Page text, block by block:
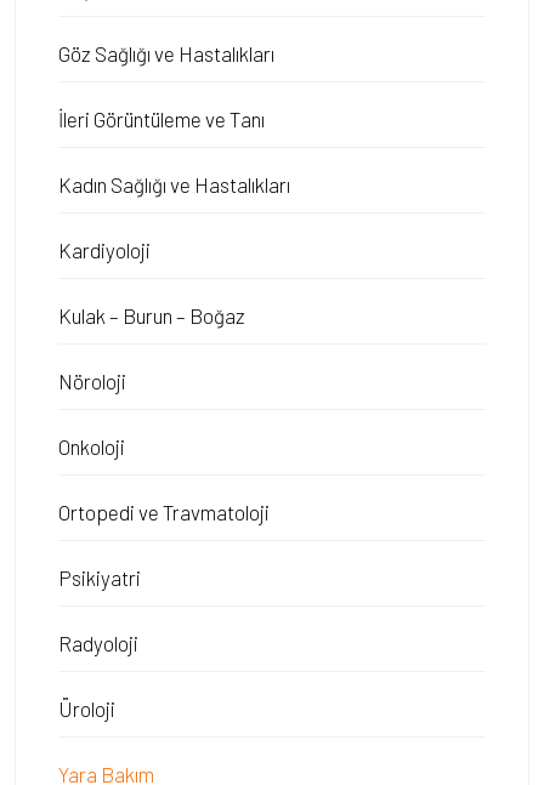
Göz Sağlığı ve Hastalıkları
İleri Görüntüleme ve Tanı
Kadın Sağlığı ve Hastalıkları
Kardiyoloji
Kulak – Burun – Boğaz
Nöroloji
Onkoloji
Ortopedi ve Travmatoloji
Psikiyatri
Radyoloji
Üroloji
Yara Bakım